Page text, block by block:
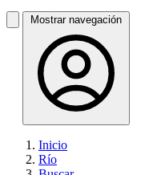
Mostrar navegación
Inicio
Río